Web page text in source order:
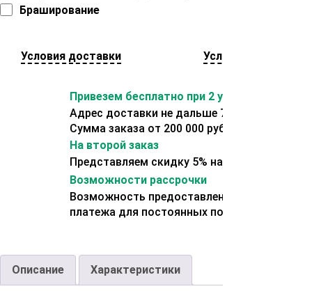
Браширование
Условия доставки Условия оплаты
Привезем бесплатно при 2 условиях:
Адрес доставки не дальше 70 км от склада.
Сумма заказа от 200 000 рублей.
На второй заказ
Представляем скидку 5% на второй заказ
Возможности рассрочки
Возможность предоставления отсрочки
платежа для постоянных покупателей.
Описание Характеристики